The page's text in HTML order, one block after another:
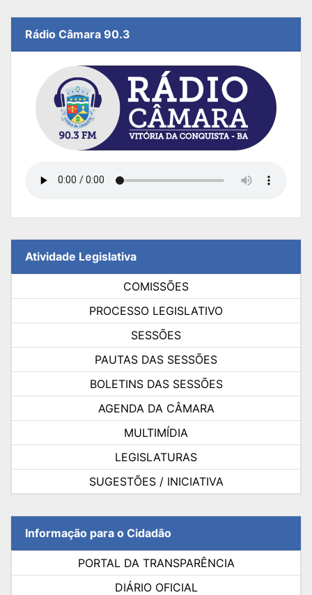
Rádio Câmara 90.3
Atividade Legislativa
COMISSÕES
PROCESSO LEGISLATIVO
SESSÕES
PAUTAS DAS SESSÕES
BOLETINS DAS SESSÕES
AGENDA DA CÂMARA
MULTIMÍDIA
LEGISLATURAS
SUGESTÕES / INICIATIVA
Informação para o Cidadão
PORTAL DA TRANSPARÊNCIA
DIÁRIO OFICIAL